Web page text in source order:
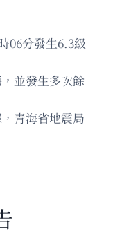
06分發生6.3級
並發生多次餘
青海省地震局